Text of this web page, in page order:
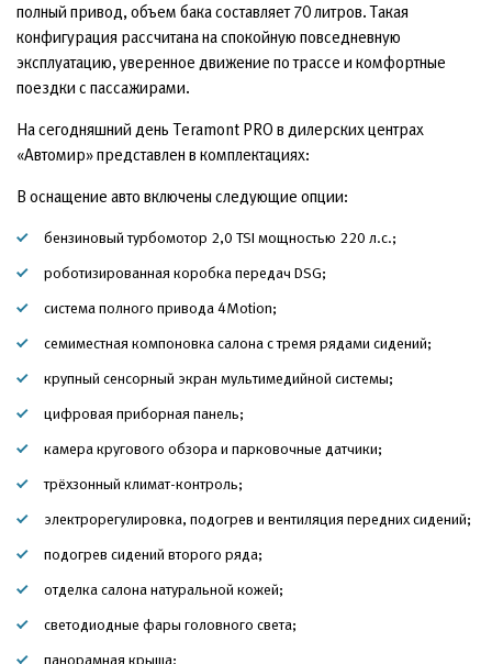
полный привод, объем бака составляет 70 литров. Такая
конфигурация рассчитана на спокойную повседневную
эксплуатацию, уверенное движение по трассе и комфортные
поездки с пассажирами.
На сегодняшний день Teramont PRO в дилерских центрах
«Автомир» представлен в комплектациях:
В оснащение авто включены следующие опции:
бензиновый турбомотор 2,0 TSI мощностью 220 л.с.;
роботизированная коробка передач DSG;
система полного привода 4Motion;
семиместная компоновка салона с тремя рядами сидений;
крупный сенсорный экран мультимедийной системы;
цифровая приборная панель;
камера кругового обзора и парковочные датчики;
трёхзонный климат-контроль;
электрорегулировка, подогрев и вентиляция передних сидений;
подогрев сидений второго ряда;
отделка салона натуральной кожей;
светодиодные фары головного света;
панорамная крыша;